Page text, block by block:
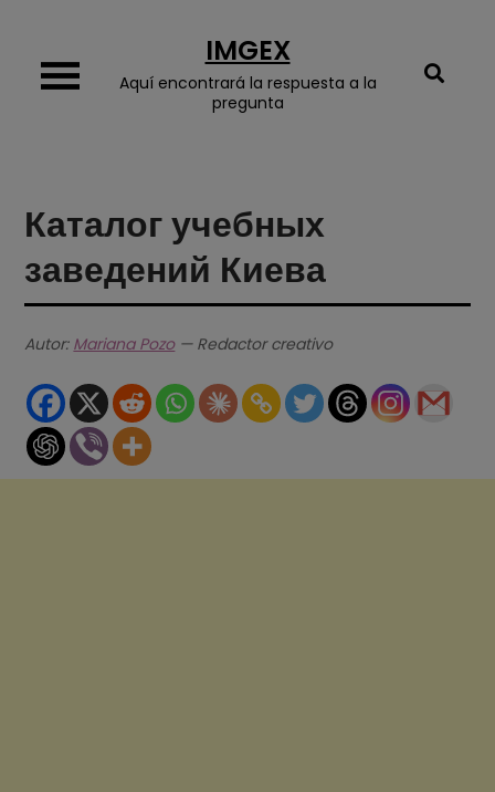
content
IMGEX
Aquí encontrará la respuesta a la
pregunta
Каталог учебных
заведений Киева
Autor: Mariana Pozo— Redactor creativo